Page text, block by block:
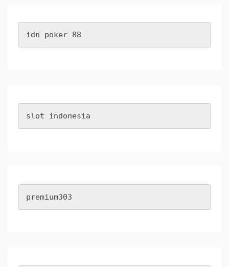
idn poker 88
slot indonesia
premium303